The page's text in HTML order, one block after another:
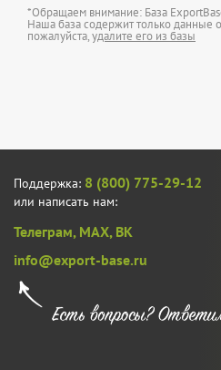
*Обращаем внимание: База
Наша база содержит только данные
пожалуйста,удалите его из базы
Поддержка: 8 (800) 775-29-12
или написать нам:
Телеграм, MAX, ВК
info@export-base.ru